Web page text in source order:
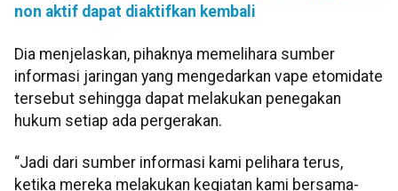
non aktif dapat diaktifkan kembali
Dia menjelaskan, pihaknya memelihara sumber
informasi jaringan yang mengedarkan vape etomidate
tersebut sehingga dapat melakukan penegakan
hukum setiap ada pergerakan.
“Jadi dari sumber informasi kami pelihara terus,
ketika mereka melakukan kegiatan kami bersama-